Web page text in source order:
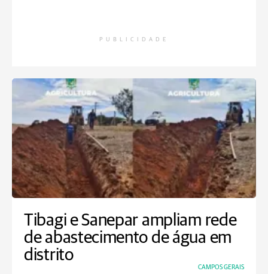
PUBLICIDADE
Tibagi e Sanepar ampliam rede
de abastecimento de água em
distrito
CAMPOS GERAIS